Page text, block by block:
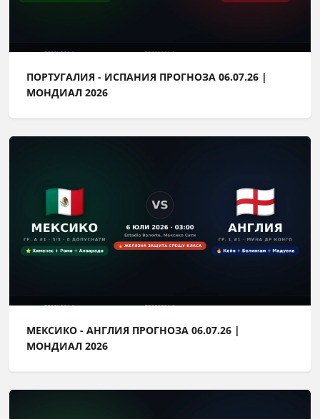
ПОРТУГАЛИЯ - ИСПАНИЯ ПРОГНОЗА 06.07.26 |
МОНДИАЛ 2026
МЕКСИКО - АНГЛИЯ ПРОГНОЗА 06.07.26 |
МОНДИАЛ 2026